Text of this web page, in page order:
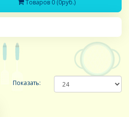
Товаров 0 (0руб.)
Показать: